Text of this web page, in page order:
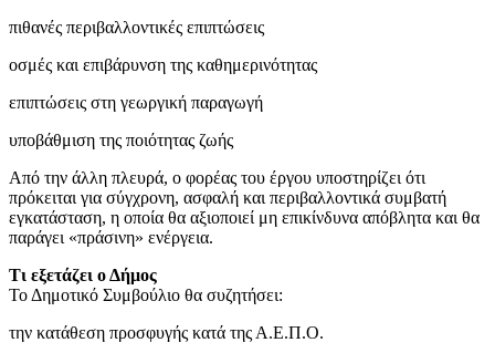
πιθανές περιβαλλοντικές επιπτώσεις
οσμές και επιβάρυνση της καθημερινότητας
επιπτώσεις στη γεωργική παραγωγή
υποβάθμιση της ποιότητας ζωής
Από την άλλη πλευρά, ο φορέας του έργου υποστηρίζει ότι
πρόκειται για σύγχρονη, ασφαλή και περιβαλλοντικά συμβατή
εγκατάσταση, η οποία θα αξιοποιεί μη επικίνδυνα απόβλητα και θα
παράγει «πράσινη» ενέργεια.
Τι εξετάζει ο Δήμος
Το Δημοτικό Συμβούλιο θα συζητήσει:
την κατάθεση προσφυγής κατά της Α.Ε.Π.Ο.